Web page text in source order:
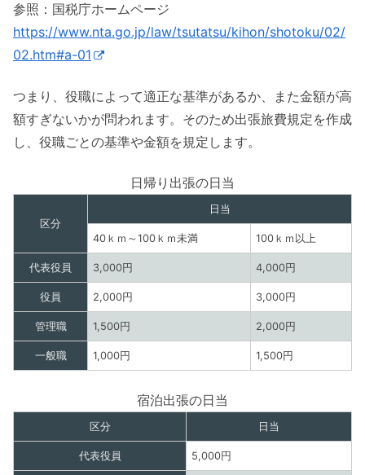
参照：国税庁ホームページ
https://www.nta.go.jp/law/tsutatsu/kihon/shotoku/02/
02.htm#a-01
つまり、役職によって適正な基準があるか、また金額が高
額すぎないかが問われます。そのため出張旅費規定を作成
し、役職ごとの基準や金額を規定します。
日帰り出張の日当
区分
日当
40ｋｍ～100ｋｍ未満 100ｋｍ以上
代表役員 3,000円 4,000円
役員 2,000円 3,000円
管理職 1,500円 2,000円
一般職 1,000円 1,500円
宿泊出張の日当
区分 日当
代表役員 5,000円